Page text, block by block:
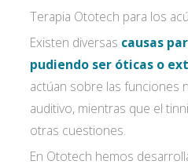
Terapia Ototech para los
Existen diversas causas
pudiendo ser óticas o
actúan sobre las funciones
auditivo, mientras que el
otras cuestiones.
En Ototech hemos